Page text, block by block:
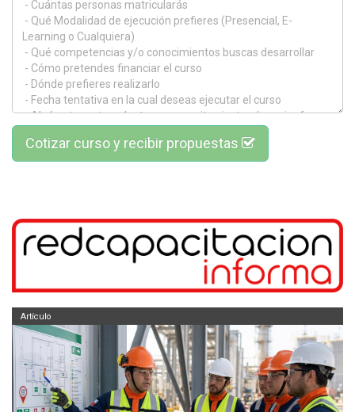
Cotizar curso y recibir propuestas
Artículo